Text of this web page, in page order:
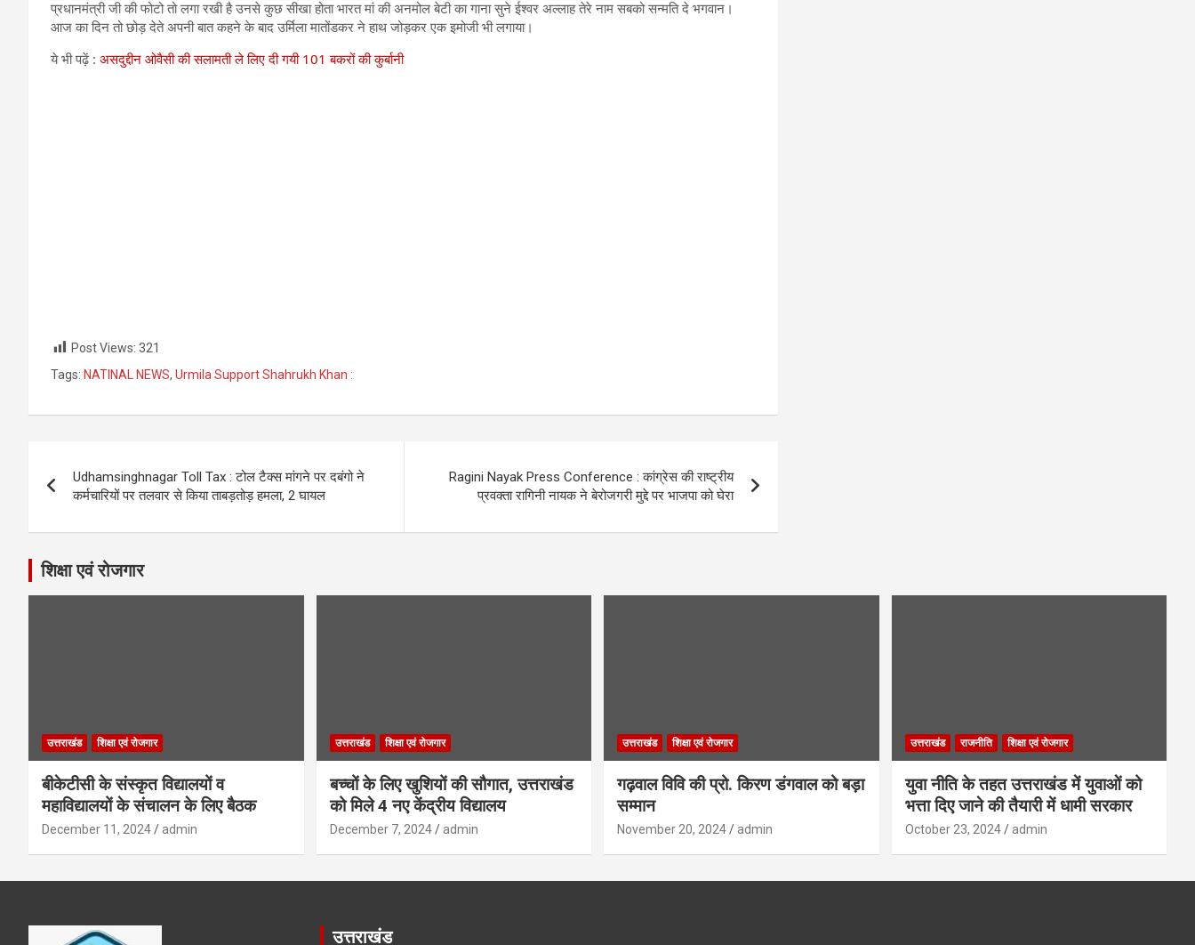
प्रधानमंत्री जी की फोटो तो लगा रखी है उनसे कुछ सीखा होता भारत मां की अनमोल बेटी का गाना सुने ईश्वर अल्लाह तेरे नाम सबको सन्मति दे भगवान।
आज का दिन तो छोड़ देते अपनी बात कहने के बाद उर्मिला मातोंडकर ने हाथ जोड़कर एक इमोजी भी लगाया।
ये भी पढ़ें : असदुद्दीन ओवैसी की सलामती ले लिए दी गयी 101 बकरों की कुर्बानी
Post Views: 321
Tags: NATINAL NEWS, Urmila Support Shahrukh Khan :
navigation
Udhamsinghnagar Toll Tax : टोल टैक्स मांगने पर दबंगो ने
कर्मचारियों पर तलवार से किया ताबड़तोड़ हमला, 2 घायल
Ragini Nayak Press Conference : कांग्रेस की राष्ट्रीय
प्रवक्ता रागिनी नायक ने बेरोजगरी मुद्दे पर भाजपा को घेरा
शिक्षा एवं रोजगार
उत्तराखंड शिक्षा एवं रोजगार
बीकेटीसी के संस्कृत विद्यालयों व
महाविद्यालयों के संचालन के लिए बैठक
December 11, 2024 admin
उत्तराखंड शिक्षा एवं रोजगार
बच्चों के लिए खुशियों की सौगात, उत्तराखंड
को मिले 4 नए केंद्रीय विद्यालय
December 7, 2024 admin
उत्तराखंड शिक्षा एवं रोजगार
गढ़वाल विवि की प्रो. किरण डंगवाल को बड़ा
सम्मान
November 20, 2024 admin
उत्तराखंड राजनीति शिक्षा एवं रोजगार
युवा नीति के तहत उत्तराखंड में युवाओं को
भत्ता दिए जाने की तैयारी में धामी सरकार
October 23, 2024 admin
उत्तराखंड